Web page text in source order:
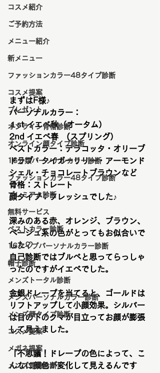
コスメ紹介
ご予約方法
メニュー紹介
新メニュー
ファッションカラー48タイプ診断
コスメ提案
プレゼント
オンライン骨格診断
オンライン顔タイプ診断
16分類パーソナルカラー診断
ファッションカラー48タイプ診断
プレミアム診断
無料サービス
ベストカラー診断
16タイプパーソナルカラー診断
帽子診断
メンズトータル診断
メンズパーソナルカラー診断
メンズ顔タイプ診断
コスメ提案
メガネ提案
メンズ骨格診断
まずはF様♪
パーソナルカラー：
１st イエベ秋（オータム）
2nd イエベ春　(スプリング）
ベストカラー：テラコッタ・オリーブ
ドラブ・タイガーリリー・アーモンド
シェル・チョコレートブラウンなど
骨格：ストレート
顔タイプ：フレッシュでした♪
深みのある赤、オレンジ、ブラウン、
ベージュ系の色がとってもお似合いで
した♡
自己診断ではブルベと思ってらっしゃ
ったのですがイエベでした。
金銀ドレープを当てると、ゴールドは
リフトアップして小顔効果。シルバー
は目の下のクマが目立ってお顔が膨張
して見えました。
「不思議！ドレープの色によって、こ
んなに顔色が変化して見えるんです